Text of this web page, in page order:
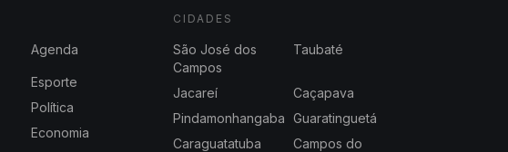
Agenda
Esporte
Política
Economia
CIDADES
São José dos
Campos
Taubaté
Jacareí
Caçapava
Pindamonhangaba Guaratinguetá
Caraguatatuba
Campos do